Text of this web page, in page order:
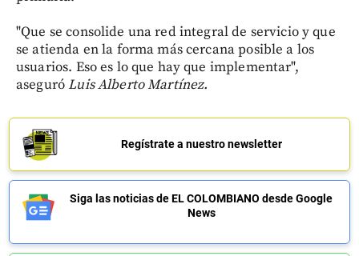
"Que se consolide una red integral de servicio y que
se atienda en la forma más cercana posible a los
usuarios. Eso es lo que hay que implementar",
aseguróLuis Alberto Martínez.
Regístrate a nuestro newsletter
Siga las noticias de EL COLOMBIANO desde Google
News